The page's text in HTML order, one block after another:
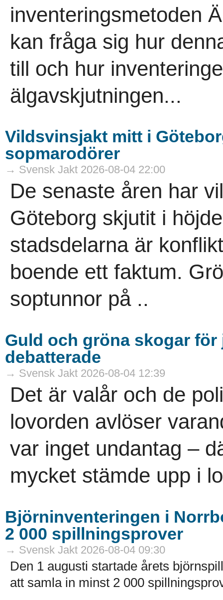
inventeringsmetoden
kan fråga sig hur
till och hur
älgavskjutningen...
Vildsvinsjakt mitt i
sopmarodörer
→ Svensk Jakt 2026-08-04 22:00
De senaste åren har
Göteborg skjutit i
stadsdelarna är
boende ett faktum.
soptunnor på ..
Guld och gröna skogar
debatterade
→ Svensk Jakt 2026-08-04 12:39
Det är valår och de
lovorden avlöser
var inget undantag –
mycket stämde upp i
Björninventeringen i
2 000 spillningsprover
→ Svensk Jakt 2026-08-04 09:30
Den 1 augusti startade årets
att samla in minst 2 000